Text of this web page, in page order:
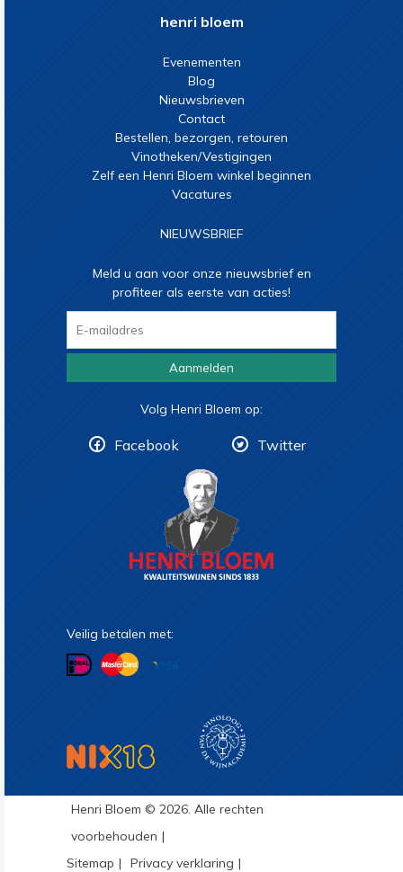
henri bloem
Evenementen
Blog
Nieuwsbrieven
Contact
Bestellen, bezorgen, retouren
Vinotheken/Vestigingen
Zelf een Henri Bloem winkel beginnen
Vacatures
NIEUWSBRIEF
Meld u aan voor onze nieuwsbrief en
profiteer als eerste van acties!
Aanmelden
Volg Henri Bloem op:
Facebook Twitter
Veilig betalen met:
Henri Bloem © 2026. Alle rechten
voorbehouden
Sitemap
Privacy verklaring